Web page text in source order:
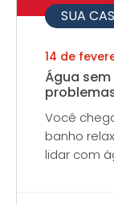
SUA
14 de
Água
Você
banho
lidar com